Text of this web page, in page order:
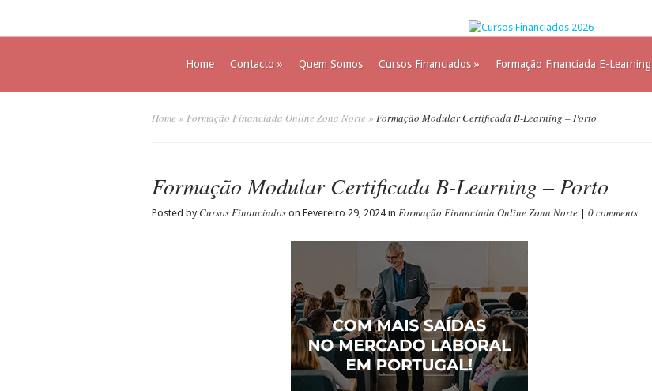
Home Contacto » Quem Somos Cursos Financiados» Formação Financiada E-Learning
Home » Formação Financiada Online Zona Norte » Formação Modular Certificada B-Learning – Porto
Formação Modular Certificada B-Learning – Porto
Posted by Cursos Financiados on Fevereiro 29, 2024 in Formação Financiada Online Zona Norte 0 comments